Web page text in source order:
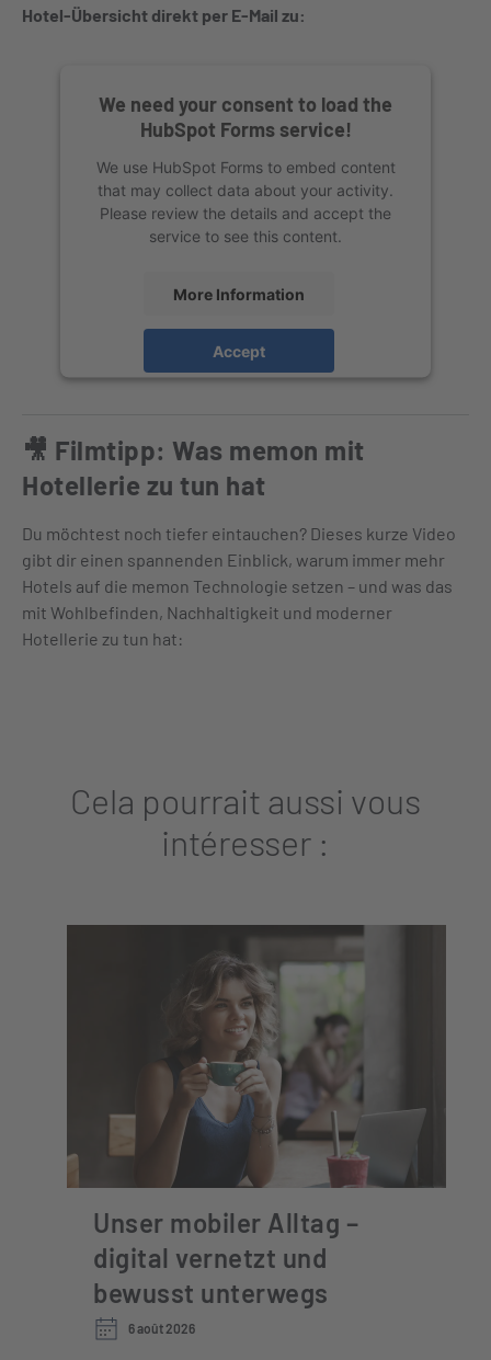
Hotel-Übersicht direkt per E-Mail zu:
We need your consent to load the
HubSpot Forms service!
We use HubSpot Forms to embed content
that may collect data about your activity.
Please review the details and accept the
service to see this content.
More Information
Accept
🎥 Filmtipp: Was memon mit
Hotellerie zu tun hat
Du möchtest noch tiefer eintauchen? Dieses kurze Video
gibt dir einen spannenden Einblick, warum immer mehr
Hotels auf die memon Technologie setzen – und was das
mit Wohlbefinden, Nachhaltigkeit und moderner
Hotellerie zu tun hat:
Cela pourrait aussi vous
intéresser :
Unser mobiler Alltag –
digital vernetzt und
bewusst unterwegs
6 août 2026